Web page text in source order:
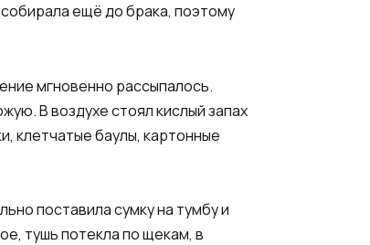
ещё до брака, поэтому
мгновенно рассыпалось.
В воздухе стоял кислый запах
клетчатые баулы, картонные
поставила сумку на тумбу и
тушь потекла по щекам, в